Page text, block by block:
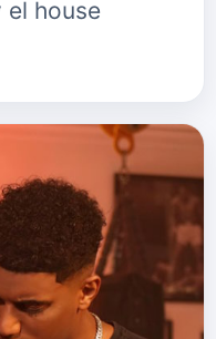
house